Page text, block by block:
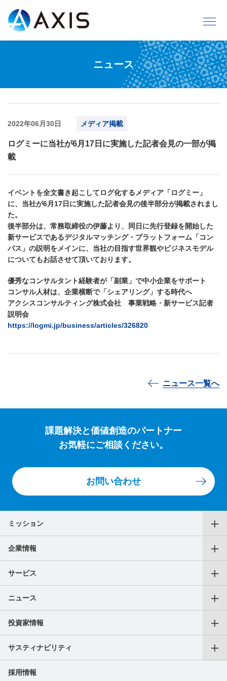
ニュース
2022年06月30日 メディア掲載
ログミーに当社が6月17日に実施した記者会見の一部が掲
載
イベントを全文書き起こしてログ化するメディア「ログミー」
に、当社が6月17日に実施した記者会見の後半部分が掲載されまし
た。
後半部分は、常務取締役の伊藤より、同日に先行登録を開始した
新サービスであるデジタルマッチング・プラットフォーム「コン
パス」の説明をメインに、当社の目指す世界観やビジネスモデル
についてもお話させて頂いております。
優秀なコンサルタント経験者が「副業」で中小企業をサポート
コンサル人材は、企業横断で「シェアリング」する時代へ
アクシスコンサルティング株式会社 事業戦略・新サービス記者
説明会
https://logmi.jp/business/articles/326820
ニュース一覧へ
課題解決と価値創造のパートナー
お気軽にご相談ください。
お問い合わせ
ミッション
代表メッセージ
企業情報
役員一覧
沿革
アクセス
サービス
仕事をお探しの個人の方
転職支援サービス
フリーランス向けサービス
副業サービス
ニュース
プレスリリース
AXIS Insights
投資家情報
会長CEOご挨拶
成長戦略
サスティナビリティ
SDGｓへの取り組み
採用情報